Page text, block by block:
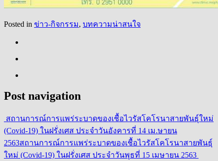
Posted in ข่าว-กิจกรรม, บทความน่าสนใจ
Post navigation
สถานการณ์การแพร่ระบาดของเชื้อไวรัสโคโรนาสายพันธุ์ใหม่
(Covid-19) ในฝรั่งเศส ประจำวันอังคารที่ 14 เม.ษายน
2563สถานการณ์การแพร่ระบาดของเชื้อไวรัสโคโรนาสายพันธุ์
ใหม่ (Covid-19) ในฝรั่งเศส ประจำวันพุธที่ 15 เมษายน 2563